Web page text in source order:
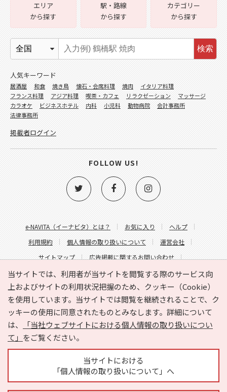
当サイトでは、利用者が当サイトを閲覧する際のサービス向
上およびサイトの利用状況把握のため、クッキー（Cookie）
を使用しています。当サイトでは閲覧を継続されることで、ク
ッキーの使用に同意されたものとみなします。詳細について
は、
「当社ウェブサイトにおける個人情報の取り扱いについ
て」 をご覧ください。
当サイトにおける
「個人情報の取り扱いについて」へ
e-NAVITA（イーナビタ）とは？ お気に入り
ヘルプ
利用規約
個人情報の取り扱いについて
運営会社
サイトマップ
広告掲載に関するお問い合わせ
サイトの内容に関するお問い合わせ
エリア
から探す
駅・路線
から探す
カテゴリー
から探す
検索
人気キーワード
居酒屋 和食 焼き鳥 懐石・会席料理 焼肉
イタリア料理
フランス料理
アジア料理 喫茶・カフェ リラクゼーション
マッサージ
カラオケ
ビジネスホテル 内科 小児科 動物病院
会計事務所
法律事務所
掲載者ログイン
FOLLOW US!
Copyright © HYOJITO.Co.,Ltd. All Rights Reserved.